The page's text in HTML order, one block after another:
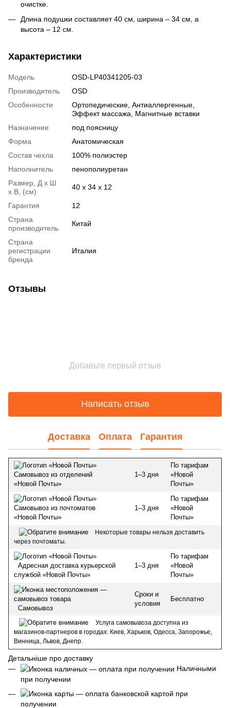
очистке.
Длина подушки составляет 40 см, ширина – 34 см, а
высота – 12 см.
Характеристики
Модель
OSD-LP40341205-03
Производитель
OSD
Особенности
Ортопедические Антиаллергенные
Эффект массажа
Магнитные вставки
Назначение
под поясницу
Форма
Анатомическая
Состав чехла
100% полиэстер
Наполнитель
пенополиуретан
Размер, Д х Ш
х В, (см)
40 x 34 x 12
Гарантия
12
Страна
производитель
Китай
Страна
регистрации
бренда
Италия
Отзывы
Добавьте первый отзыв
Написать отзыв
Доставка Оплата Гарантия
Самовывоз из отделений
«Новой Почты»
1–3 дня
По тарифам
«Новой
Почты»
Самовывоз из почтоматов
«Новой Почты»
1–3 дня
По тарифам
«Новой
Почты»
Некоторые товары нельзя доставить
через почтоматы.
Адресная доставка курьерской
службой «Новой Почты»
1–3 дня
По тарифам
«Новой
Почты»
Самовывоз
Сроки и
условия
Бесплатно
Услуга самовывоза доступна из
магазинов-партнеров в городах: Киев, Харьков, Одесса, Запорожье,
Винница, Львов, Днепр.
Детальніше про доставку
Наличными
при получении